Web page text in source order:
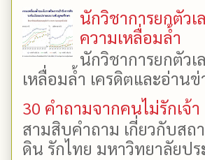
นักวิชาการยกตัว
ความเหลื่อมล้ำ
นักวิชาการยกตัว
เหลื่อมล้ำ เครดิตและอ่า
30 คำถามจากคนไม่รักเจ้า
สามสิบคำถาม เกี่ยวกับสถ
ดิน รักไทย มหาวิทยาลัยป